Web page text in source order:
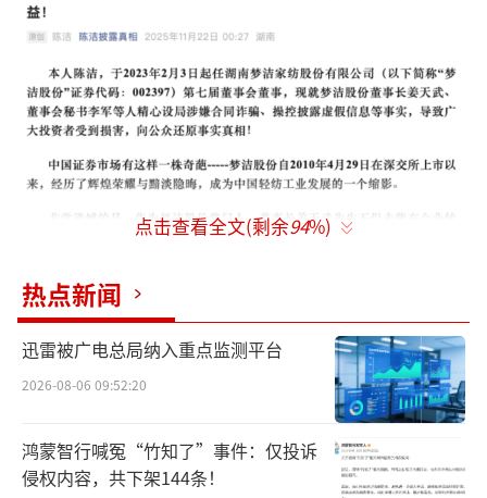
来源：陈洁公众号
另一边，是梦洁股份措辞激烈的严正声
明，称公司董事陈洁的举报言论“均属主观臆
断与恶意捏造”，并已向公安机关报案，准备
提起民事诉讼。
点击查看全文(剩余94%)
热点新闻
迅雷被广电总局纳入重点监测平台
2026-08-06 09:52:20
鸿蒙智行喊冤“竹知了”事件：仅投诉
侵权内容，共下架144条！